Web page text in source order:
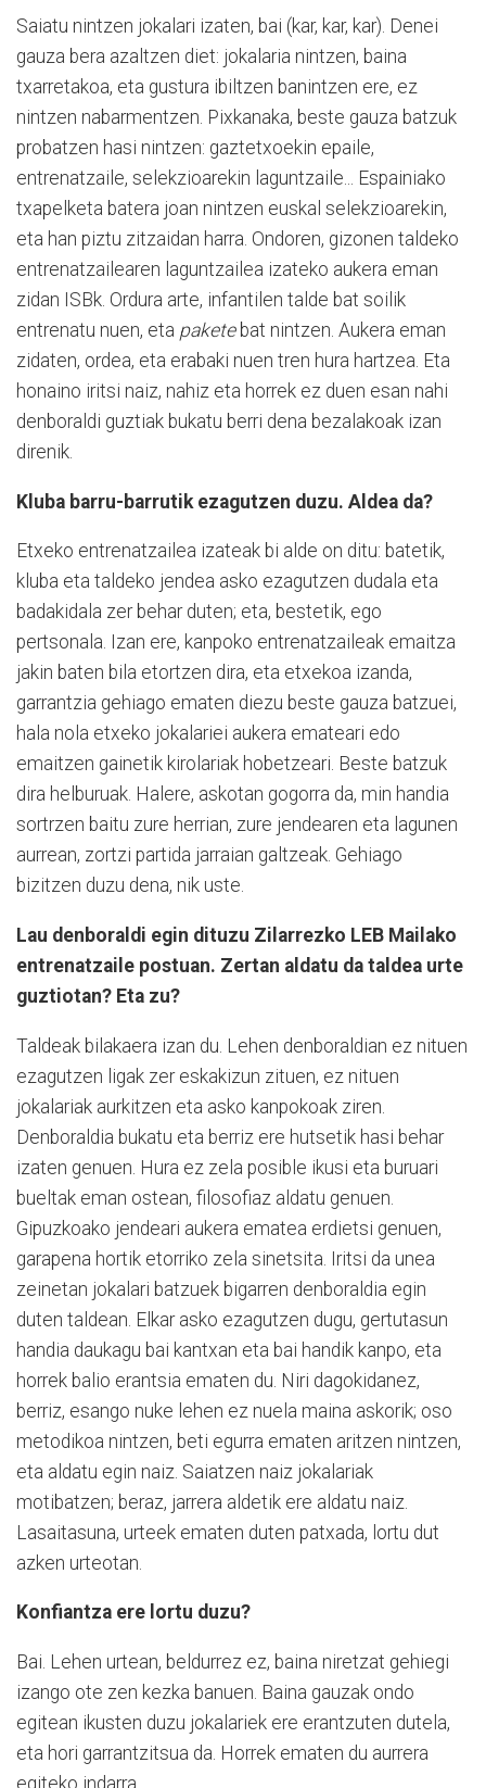
Saiatu nintzen jokalari izaten, bai (kar, kar, kar). Denei
gauza bera azaltzen diet: jokalaria nintzen, baina
txarretakoa, eta gustura ibiltzen banintzen ere, ez
nintzen nabarmentzen. Pixkanaka, beste gauza batzuk
probatzen hasi nintzen: gaztetxoekin epaile,
entrenatzaile, selekzioarekin laguntzaile... Espainiako
txapelketa batera joan nintzen euskal selekzioarekin,
eta han piztu zitzaidan harra. Ondoren, gizonen taldeko
entrenatzailearen laguntzailea izateko aukera eman
zidan ISBk. Ordura arte, infantilen talde bat soilik
entrenatu nuen, eta paketebat nintzen. Aukera eman
zidaten, ordea, eta erabaki nuen tren hura hartzea. Eta
honaino iritsi naiz, nahiz eta horrek ez duen esan nahi
denboraldi guztiak bukatu berri dena bezalakoak izan
direnik.
Kluba barru-barrutik ezagutzen duzu. Aldea da?
Etxeko entrenatzailea izateak bi alde on ditu: batetik,
kluba eta taldeko jendea asko ezagutzen dudala eta
badakidala zer behar duten; eta, bestetik, ego
pertsonala. Izan ere, kanpoko entrenatzaileak emaitza
jakin baten bila etortzen dira, eta etxekoa izanda,
garrantzia gehiago ematen diezu beste gauza batzuei,
hala nola etxeko jokalariei aukera emateari edo
emaitzen gainetik kirolariak hobetzeari. Beste batzuk
dira helburuak. Halere, askotan gogorra da, min handia
sortrzen baitu zure herrian, zure jendearen eta lagunen
aurrean, zortzi partida jarraian galtzeak. Gehiago
bizitzen duzu dena, nik uste.
Lau denboraldi egin dituzu Zilarrezko LEB Mailako
entrenatzaile postuan. Zertan aldatu da taldea urte
guztiotan? Eta zu?
Taldeak bilakaera izan du. Lehen denboraldian ez nituen
ezagutzen ligak zer eskakizun zituen, ez nituen
jokalariak aurkitzen eta asko kanpokoak ziren.
Denboraldia bukatu eta berriz ere hutsetik hasi behar
izaten genuen. Hura ez zela posible ikusi eta buruari
bueltak eman ostean, filosofiaz aldatu genuen.
Gipuzkoako jendeari aukera ematea erdietsi genuen,
garapena hortik etorriko zela sinetsita. Iritsi da unea
zeinetan jokalari batzuek bigarren denboraldia egin
duten taldean. Elkar asko ezagutzen dugu, gertutasun
handia daukagu bai kantxan eta bai handik kanpo, eta
horrek balio erantsia ematen du. Niri dagokidanez,
berriz, esango nuke lehen ez nuela maina askorik; oso
metodikoa nintzen, beti egurra ematen aritzen nintzen,
eta aldatu egin naiz. Saiatzen naiz jokalariak
motibatzen; beraz, jarrera aldetik ere aldatu naiz.
Lasaitasuna, urteek ematen duten patxada, lortu dut
azken urteotan.
Konfiantza ere lortu duzu?
Bai. Lehen urtean, beldurrez ez, baina niretzat gehiegi
izango ote zen kezka banuen. Baina gauzak ondo
egitean ikusten duzu jokalariek ere erantzuten dutela,
eta hori garrantzitsua da. Horrek ematen du aurrera
egiteko indarra.